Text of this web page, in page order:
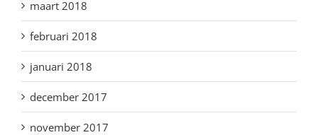
maart 2018
februari 2018
januari 2018
december 2017
november 2017